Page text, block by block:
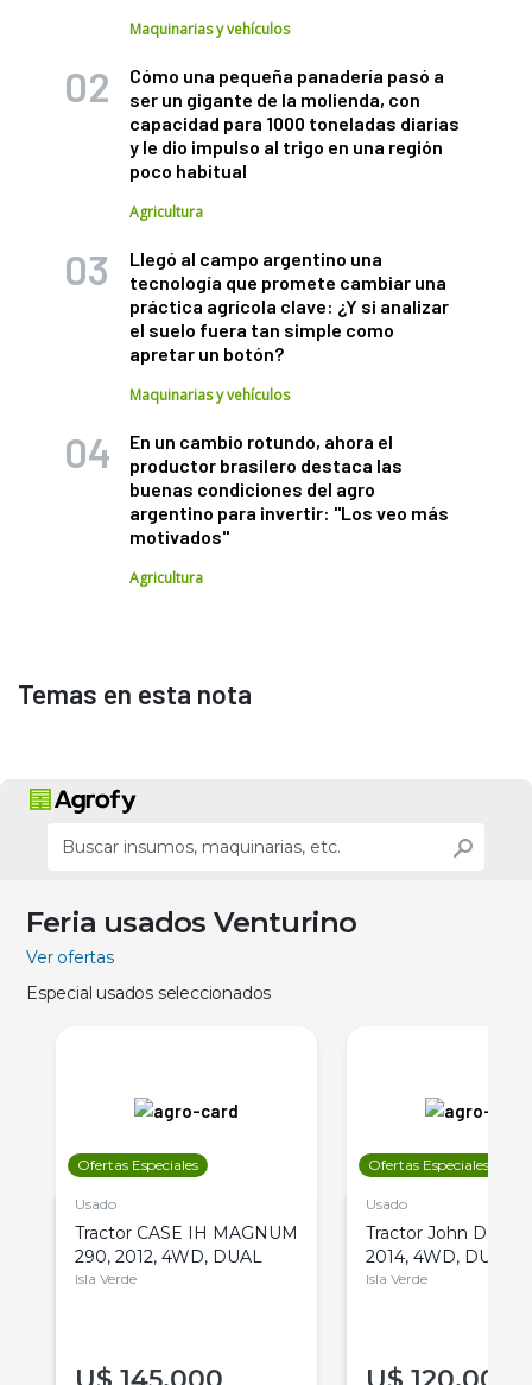
Maquinarias y vehículos
Cómo una pequeña panadería pasó a
ser un gigante de la molienda, con
capacidad para 1000 toneladas diarias
y le dio impulso al trigo en una región
poco habitual
Agricultura
Llegó al campo argentino una
tecnología que promete cambiar una
práctica agrícola clave: ¿Y si analizar
el suelo fuera tan simple como
apretar un botón?
Maquinarias y vehículos
En un cambio rotundo, ahora el
productor brasilero destaca las
buenas condiciones del agro
argentino para invertir: "Los veo más
motivados"
Agricultura
Temas en esta nota
Feria usados Venturino
Ver ofertas
Especial usados seleccionados
Ofertas Especiales
Usado
Tractor CASE IH MAGNUM
290, 2012, 4WD, DUAL
Isla Verde
Ofertas Especiales
Usado
Tractor John Deere
2014, 4WD, DUAL
Isla Verde